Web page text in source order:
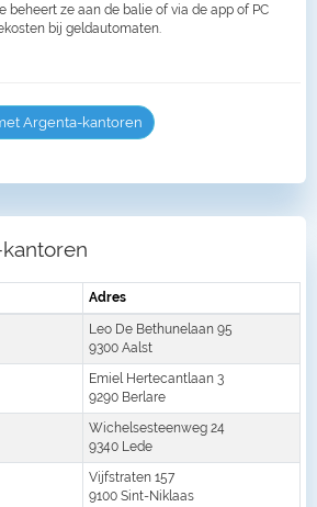
beheert ze aan de balie of via de app of PC
bij geldautomaten.
Argenta-kantoren
Adres
Leo De Bethunelaan 95
9300 Aalst
Emiel Hertecantlaan 3
9290 Berlare
Wichelsesteenweg 24
9340 Lede
Vijfstraten 157
9100 Sint-Niklaas